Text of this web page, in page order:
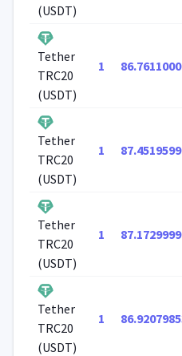
(USDT)
Tether
TRC20
(USDT)
1
Tether
TRC20
(USDT)
1
Tether
TRC20
(USDT)
1
Tether
TRC20
(USDT)
1